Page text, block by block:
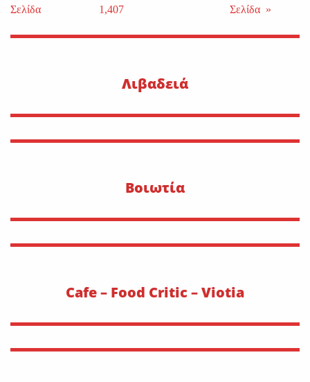
Σελίδα
1,407
Σελίδα »
Λιβαδειά
Βοιωτία
Cafe – Food Critic – Viotia